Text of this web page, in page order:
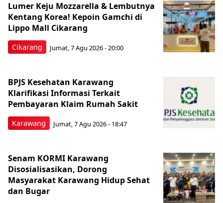
Cikarang
Lumer Keju Mozzarella & Lembutnya
Kentang Korea! Kepoin Gamchi di
Lippo Mall Cikarang
Jumat, 7 Agu 2026 - 20:00
Karawang
BPJS Kesehatan Karawang
Klarifikasi Informasi Terkait
Pembayaran Klaim Rumah Sakit
Jumat, 7 Agu 2026 - 18:47
Senam KORMI Karawang
Disosialisasikan, Dorong
Masyarakat Karawang Hidup Sehat
dan Bugar